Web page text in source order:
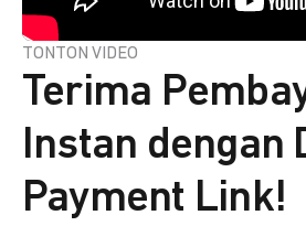
TONTON VIDEO
Terima
Instan dengan
Payment Link!